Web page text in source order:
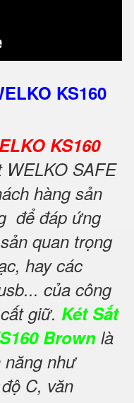
KS160
KS160
WELKO SAFE
hàng sản
để đáp ứng
quan trọng
hay các
của công
giữ. Két Sắt
Brown là
như
C, văn